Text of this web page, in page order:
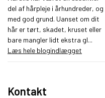
del af hårpleje i århundreder, og
med god grund. Uanset om dit
hår er tørt, skadet, kruset eller
bare mangler lidt ekstra gl...
Læs hele blogindlægget
Kontakt